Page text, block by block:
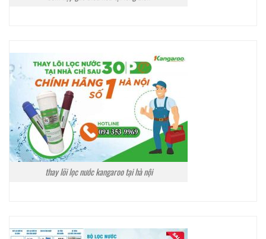
thay lõi lọc nước kangaroo tại hà nội